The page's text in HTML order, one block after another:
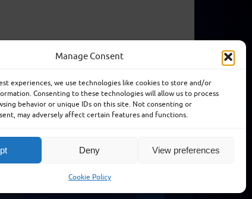
Manage Consent
experiences, we use technologies like cookies to store and/or
Consenting to these technologies will allow us to process
behavior or unique IDs on this site. Not consenting or
may adversely affect certain features and functions.
Deny View preferences
Cookie Policy
y ventanas LCD de alta calidad
Téléchargements
Nouvelles
Fièrement propulsé parTempera